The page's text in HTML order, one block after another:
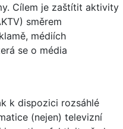
Cílem je zaštítit aktivity
směrem
médiích
se o média
k dispozici rozsáhlé
(nejen) televizní